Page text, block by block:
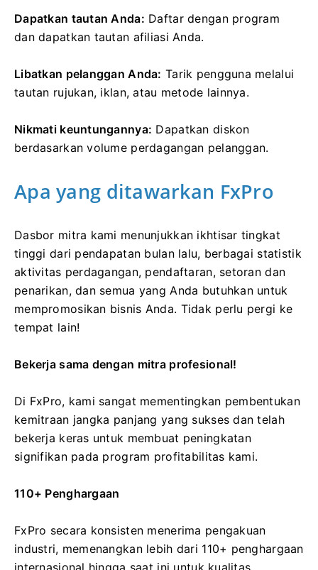
Dapatkan tautan Anda: Daftar dengan program
dan dapatkan tautan afiliasi Anda.
Libatkan pelanggan Anda: Tarik pengguna melalui
tautan rujukan, iklan, atau metode lainnya.
Nikmati keuntungannya: Dapatkan diskon
berdasarkan volume perdagangan pelanggan.
Apa yang ditawarkan FxPro
Dasbor mitra kami menunjukkan ikhtisar tingkat
tinggi dari pendapatan bulan lalu, berbagai statistik
aktivitas perdagangan, pendaftaran, setoran dan
penarikan, dan semua yang Anda butuhkan untuk
mempromosikan bisnis Anda. Tidak perlu pergi ke
tempat lain!
Bekerja sama dengan mitra profesional!
Di FxPro, kami sangat mementingkan pembentukan
kemitraan jangka panjang yang sukses dan telah
bekerja keras untuk membuat peningkatan
signifikan pada program profitabilitas kami.
110+ Penghargaan
FxPro secara konsisten menerima pengakuan
industri, memenangkan lebih dari 110+ penghargaan
internasional hingga saat ini untuk kualitas